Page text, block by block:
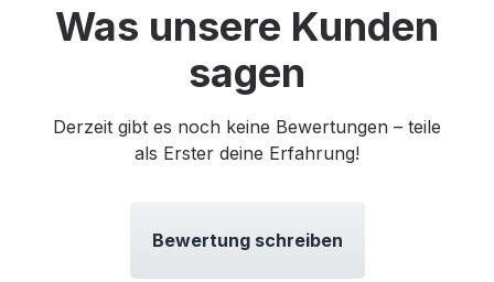
Was unsere Kunden
sagen
Derzeit gibt es noch keine Bewertungen – teile
als Erster deine Erfahrung!
Bewertung schreiben